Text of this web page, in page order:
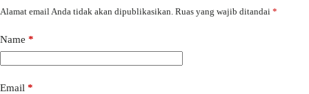
Alamat email Anda tidak akan dipublikasikan. Ruas yang wajib ditandai *
Name *
Email *